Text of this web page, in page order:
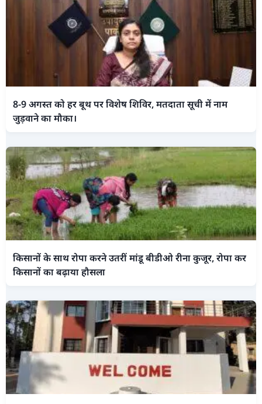
8-9 अगस्त को हर बूथ पर विशेष शिविर, मतदाता सूची में नाम
जुड़वाने का मौका।
किसानों के साथ रोपा करने उतरीं मांडू बीडीओ रीना कुजूर, रोपा कर
किसानों का बढ़ाया हौसला